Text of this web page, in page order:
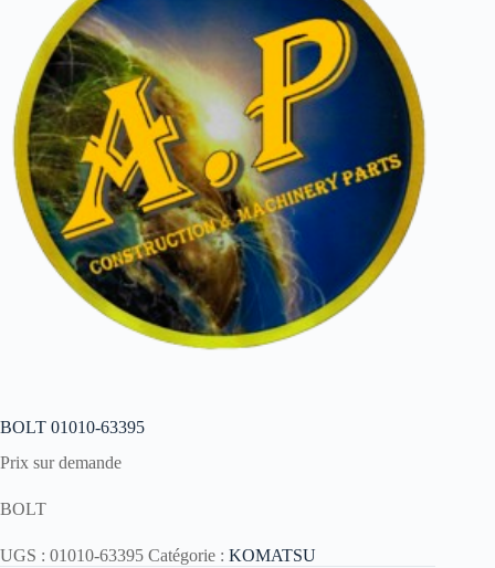
BOLT 01010-63395
Prix sur demande
BOLT
UGS : 01010-63395 Catégorie : KOMATSU